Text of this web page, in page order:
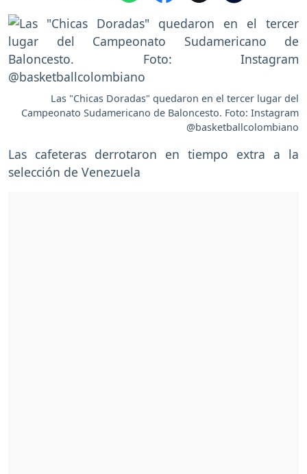
Las "Chicas Doradas" quedaron en el tercer lugar del
Campeonato Sudamericano de Baloncesto. Foto: Instagram
@basketballcolombiano
Las cafeteras derrotaron en tiempo extra a la
selección de Venezuela